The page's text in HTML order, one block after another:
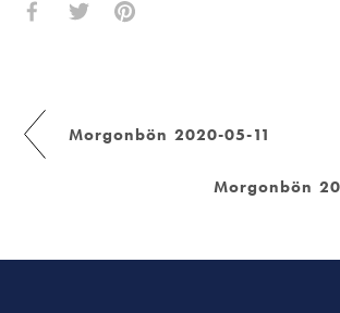
Morgonbön 2020-05-11
Morgonbön